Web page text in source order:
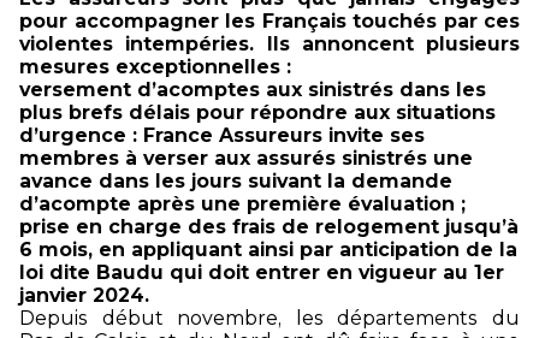
pour accompagner les Français touchés par ces
violentes intempéries. Ils annoncent plusieurs
mesures exceptionnelles :
versement d’acomptes aux sinistrés dans les
plus brefs délais pour répondre aux situations
d’urgence : France Assureurs invite ses
membres à verser aux assurés sinistrés une
avance dans les jours suivant la demande
d’acompte après une première évaluation ;
prise en charge des frais de relogement jusqu’à
6 mois, en appliquant ainsi par anticipation de la
loi dite Baudu qui doit entrer en vigueur au 1er
janvier 2024.
Depuis début novembre, les départements du